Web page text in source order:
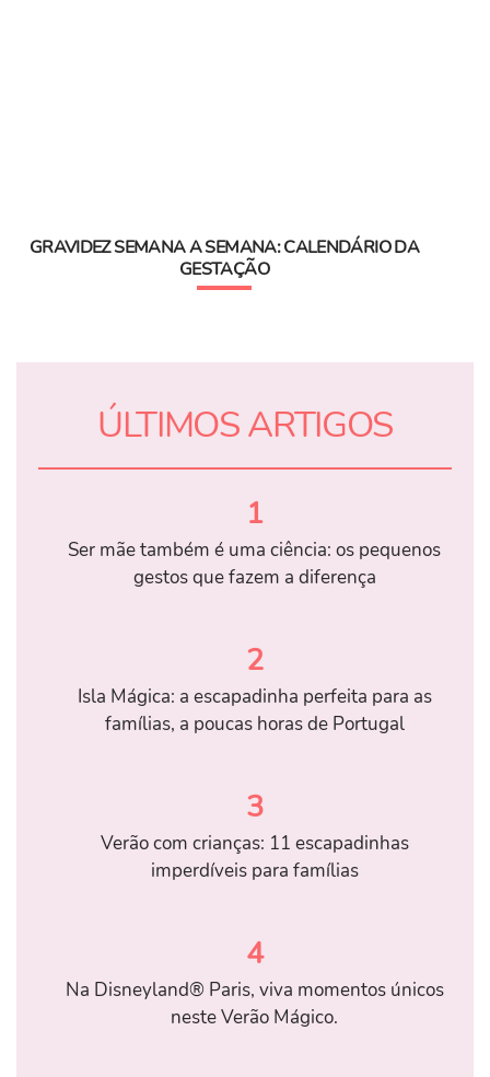
GRAVIDEZ SEMANA A SEMANA: CALENDÁRIO DA
GESTAÇÃO
ÚLTIMOS ARTIGOS
1
Ser mãe também é uma ciência: os pequenos
gestos que fazem a diferença
2
Isla Mágica: a escapadinha perfeita para as
famílias, a poucas horas de Portugal
3
Verão com crianças: 11 escapadinhas
imperdíveis para famílias
4
Na Disneyland® Paris, viva momentos únicos
neste Verão Mágico.